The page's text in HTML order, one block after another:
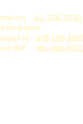
สำนักงาน 02 -000-0595
ติดต่อฝ่ายขาย :
บุญญรัตน์098-168-
ธาราสิทธิ์ 081-628-